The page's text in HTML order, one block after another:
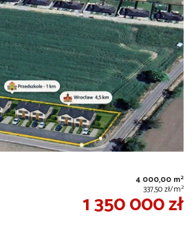
4 000,00 m2
337,50 zł/m2
1 350 000 zł